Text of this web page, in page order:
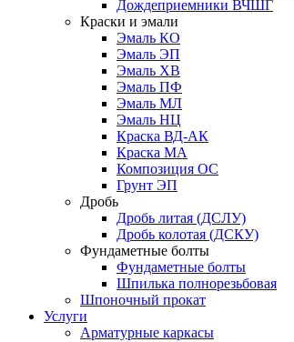
Дождеприемники ВЧШГ
Краски и эмали
Эмаль КО
Эмаль ЭП
Эмаль ХВ
Эмаль ПФ
Эмаль МЛ
Эмаль НЦ
Краска ВД-АК
Краска МА
Композиция ОС
Грунт ЭП
Дробь
Дробь литая (ДСЛУ)
Дробь колотая (ДСКУ)
Фундаметные болты
Фундаметные болты
Шпилька полнорезьбовая
Шпоночный прокат
Услуги
Арматурные каркасы